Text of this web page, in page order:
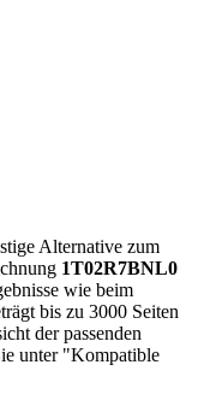
Alternative zum
1T02R7BNL0
wie beim
bis zu 3000 Seiten
der passenden
unter "Kompatible